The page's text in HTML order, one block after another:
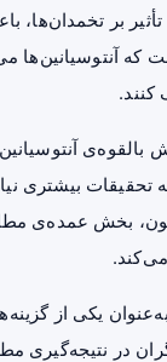
بر
آنتوسیانین‌ها
کنند.
بالقوه‌ی
به تحقیقات
بخش عمده‌ی
یکی از
در نتیجه‌گیری